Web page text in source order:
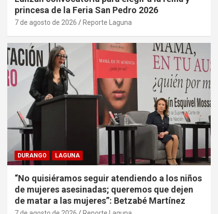
princesa de la Feria San Pedro 2026
7 de agosto de 2026 Reporte Laguna
DURANGO LAGUNA
“No quisiéramos seguir atendiendo a los niños
de mujeres asesinadas; queremos que dejen
de matar a las mujeres”: Betzabé Martínez